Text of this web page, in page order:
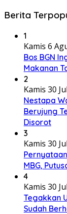
Berita
1
Kamis 6
Bos BGN
Makanan
2
Kamis 30
Nestapa
Berujung
Disorot
3
Kamis 30
MBG,
4
Kamis 30
Tegakkan
Sudah